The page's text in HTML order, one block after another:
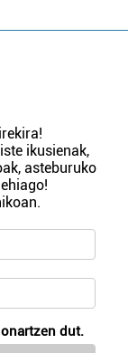
ikusienak,
asteburuko
dut.